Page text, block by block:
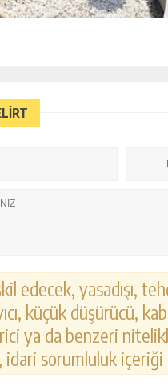
edecek, yasadışı,
küçük düşürücü,
ya da benzeri
idari sorumluluk